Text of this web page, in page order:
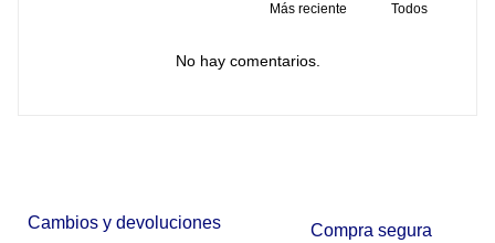
Más reciente Todos
No hay comentarios.
Cambios y devoluciones Compra segura